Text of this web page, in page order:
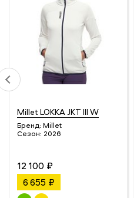
Millet LOKKA JKT III W
Бренд: Millet
Сезон: 2026
12 100 ₽
6 655 ₽